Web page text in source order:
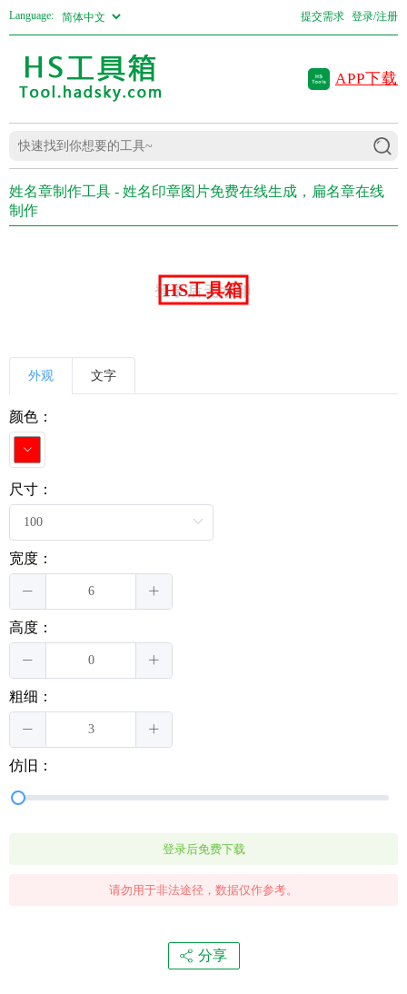
Language: 提交需求 登录/注册
APP下载
姓名章制作工具 - 姓名印章图片免费在线生成，扁名章在线
制作
登录后无水印
外观 文字
颜色：
尺寸：
宽度：
高度：
粗细：
仿旧：
登录后免费下载
请勿用于非法途径，数据仅作参考。
分享